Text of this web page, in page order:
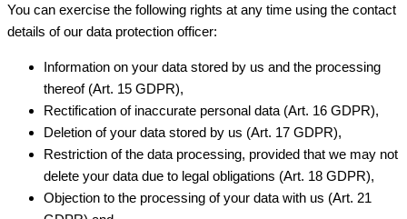
You can exercise the following rights at any time using the contact
details of our data protection officer:
Information on your data stored by us and the processing
thereof (Art. 15 GDPR),
Rectification of inaccurate personal data (Art. 16 GDPR),
Deletion of your data stored by us (Art. 17 GDPR),
Restriction of the data processing, provided that we may not
delete your data due to legal obligations (Art. 18 GDPR),
Objection to the processing of your data with us (Art. 21